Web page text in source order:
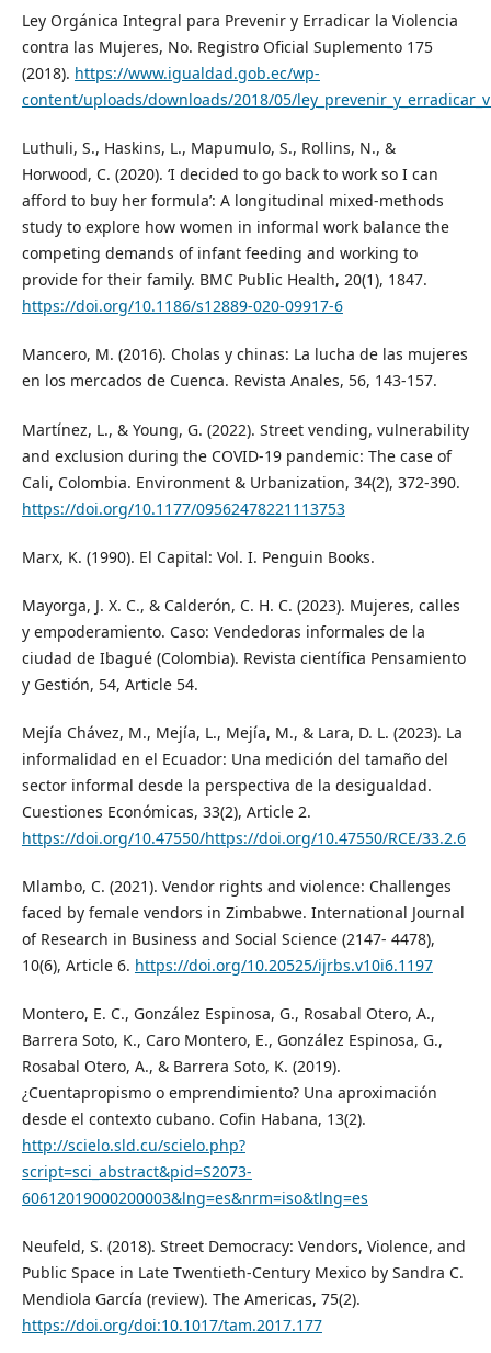
Ley Orgánica Integral para Prevenir y Erradicar la Violencia
contra las Mujeres, No. Registro Oficial Suplemento 175
(2018). https://www.igualdad.gob.ec/wp-
content/uploads/downloads/2018/05/
Luthuli, S., Haskins, L., Mapumulo, S., Rollins, N., &
Horwood, C. (2020). ‘I decided to go back to work so I can
afford to buy her formula’: A longitudinal mixed-methods
study to explore how women in informal work balance the
competing demands of infant feeding and working to
provide for their family. BMC Public Health, 20(1), 1847.
https://doi.org/10.1186/s12889-020-09917-6
Mancero, M. (2016). Cholas y chinas: La lucha de las mujeres
en los mercados de Cuenca. Revista Anales, 56, 143-157.
Martínez, L., & Young, G. (2022). Street vending, vulnerability
and exclusion during the COVID-19 pandemic: The case of
Cali, Colombia. Environment & Urbanization, 34(2), 372-390.
https://doi.org/10.1177/09562478221113753
Marx, K. (1990). El Capital: Vol. I. Penguin Books.
Mayorga, J. X. C., & Calderón, C. H. C. (2023). Mujeres, calles
y empoderamiento. Caso: Vendedoras informales de la
ciudad de Ibagué (Colombia). Revista científica Pensamiento
y Gestión, 54, Article 54.
Mejía Chávez, M., Mejía, L., Mejía, M., & Lara, D. L. (2023). La
informalidad en el Ecuador: Una medición del tamaño del
sector informal desde la perspectiva de la desigualdad.
Cuestiones Económicas, 33(2), Article 2.
https://doi.org/10.47550/https://doi.org/10.47550/RCE/33.2.6
Mlambo, C. (2021). Vendor rights and violence: Challenges
faced by female vendors in Zimbabwe. International Journal
of Research in Business and Social Science (2147- 4478),
10(6), Article 6. https://doi.org/10.20525/ijrbs.v10i6.1197
Montero, E. C., González Espinosa, G., Rosabal Otero, A.,
Barrera Soto, K., Caro Montero, E., González Espinosa, G.,
Rosabal Otero, A., & Barrera Soto, K. (2019).
¿Cuentapropismo o emprendimiento? Una aproximación
desde el contexto cubano. Cofin Habana, 13(2).
http://scielo.sld.cu/scielo.php?
script=sci_abstract&pid=S2073-
60612019000200003&lng=es&nrm=iso&tlng=es
Neufeld, S. (2018). Street Democracy: Vendors, Violence, and
Public Space in Late Twentieth-Century Mexico by Sandra C.
Mendiola García (review). The Americas, 75(2).
https://doi.org/doi:10.1017/tam.2017.177